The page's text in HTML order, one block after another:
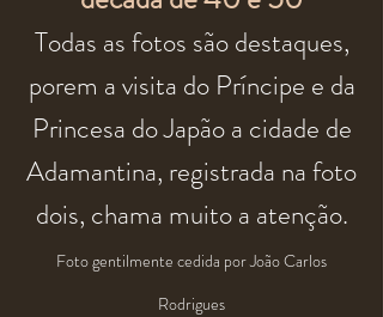
Todas as fotos são destaques,
porem a visita do Príncipe e da
Princesa do Japão a cidade de
Adamantina, registrada na foto
dois, chama muito a atenção.
Foto gentilmente cedida por João Carlos
Rodrigues